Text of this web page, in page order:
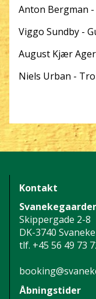
Anton Bergman -
Viggo Sundby -
August Kjær
Niels Urban -
Kontakt
Skippergade 2-8
DK-3740 Svaneke
tlf. +45 56 49 73
Åbningstider